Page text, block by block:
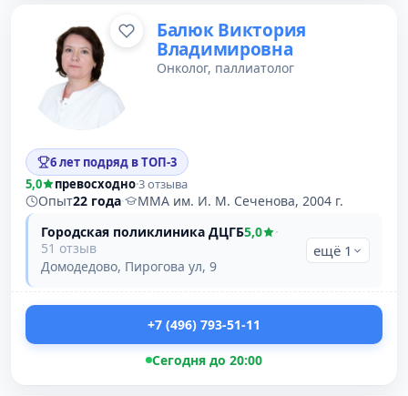
Балюк Виктория
Владимировна
Онколог, паллиатолог
6 лет подряд в ТОП-3
5,0
превосходно·3 отзыва
Опыт22 года·
ММА им. И. М. Сеченова, 2004 г.
Городская поликлиника ДЦГБ5,0
·
51 отзыв
Домодедово, Пирогова ул, 9
ещё 1
+7 (496) 793-51-11
Сегодня до 20:00